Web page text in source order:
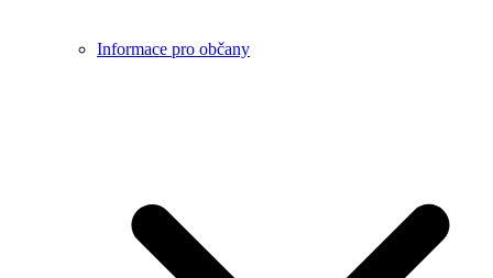
Informace pro občany